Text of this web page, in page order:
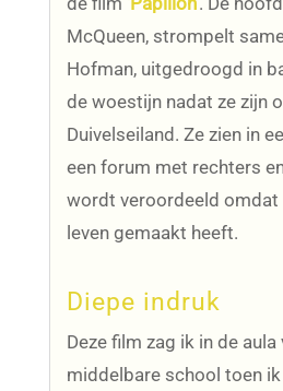
McQueen, strompelt
Hofman, uitgedroogd in
de woestijn nadat ze zijn
Duivelseiland. Ze zien in
een forum met rechters
wordt veroordeeld omdat
leven gemaakt heeft.
Diepe indruk
Deze film zag ik in de aula
middelbare school toen